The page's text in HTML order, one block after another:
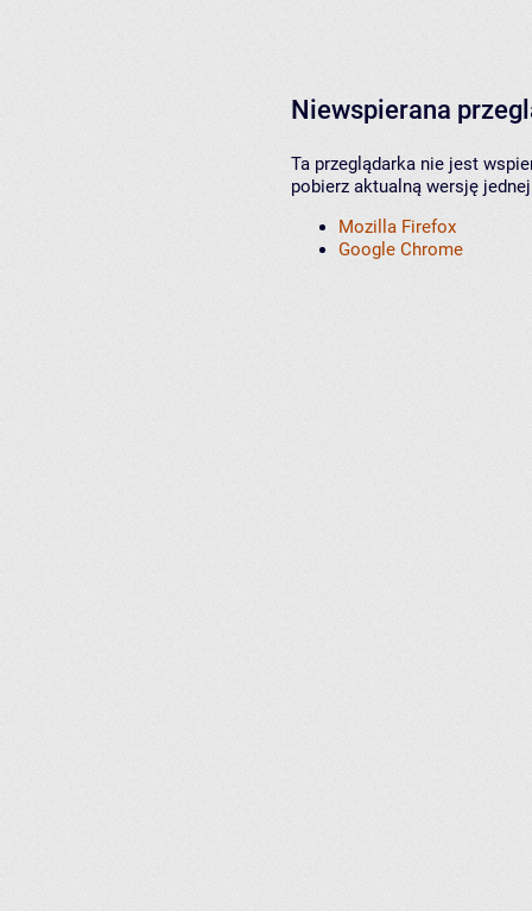
Niewspierana
Ta przeglądarka nie jest
pobierz aktualną wersję
Mozilla Firefox
Google Chrome